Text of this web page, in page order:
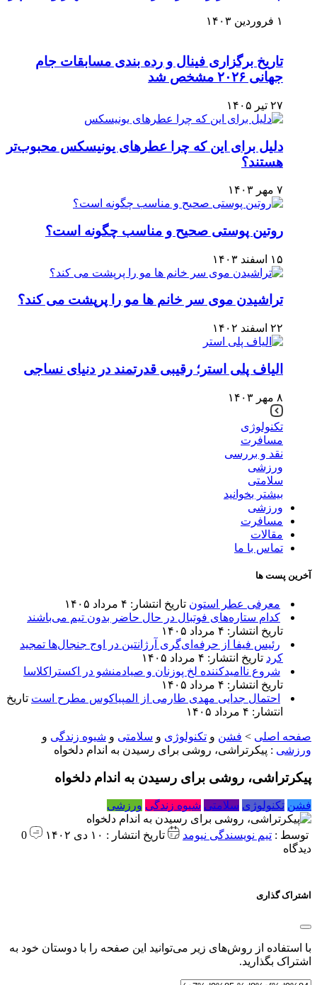
۱ فروردین ۱۴۰۳
تاریخ برگزاری فینال و رده‌ بندی مسابقات جام
جهانی ۲۰۲۶ مشخص شد
۲۷ تیر ۱۴۰۵
دلیل برای این که چرا عطرهای یونیسکس محبوب‌تر
هستند؟
۷ مهر ۱۴۰۳
روتین پوستی صحیح و مناسب چگونه است؟
۱۵ اسفند ۱۴۰۳
تراشیدن موی سر خانم ها مو را پرپشت می کند؟
۲۲ اسفند ۱۴۰۲
الیاف پلی استر؛ رقیبی قدرتمند در دنیای نساجی
۸ مهر ۱۴۰۳
تکنولوژی
مسافرت
نقد و بررسی
ورزشی
سلامتی
بیشتر بخوانید
ورزشی
مسافرت
مقالات
تماس با ما
آخرین پست ها
معرفی عطر استون تاریخ انتشار: ۴ مرداد ۱۴۰۵
کدام ستاره‌های فوتبال در حال حاضر بدون تیم می‌باشند
تاریخ انتشار: ۴ مرداد ۱۴۰۵
رئیس فیفا از حرفه‌ای‌گری آرژانتین در اوج جنجال‌ها تمجید
کرد تاریخ انتشار: ۴ مرداد ۱۴۰۵
شروع ناامیدکننده لخ پوزنان و صیادمنشو در اکستراکلاسا
تاریخ انتشار: ۴ مرداد ۱۴۰۵
احتمال جدایی مهدی طارمی از المپیاکوس مطرح است تاریخ
انتشار: ۴ مرداد ۱۴۰۵
صفحه اصلی > فشن و تکنولوژی و سلامتی و شیوه زندگی و
ورزشی : پیکرتراشی، روشی برای رسیدن به اندام دلخواه
پیکرتراشی، روشی برای رسیدن به اندام دلخواه
فشن تکنولوژی سلامتی شیوه زندگی ورزشی
توسط : تیم نویسندگی نیومد تاریخ انتشار : ۱۰ دی ۱۴۰۲
0
دیدگاه
اشتراک گذاری
با استفاده از روش‌های زیر می‌توانید این صفحه را با دوستان خود به
اشتراک بگذارید.